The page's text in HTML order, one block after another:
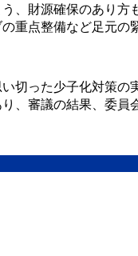
財源確保のあり方
重点整備など足元の
切った少子化対策の
、審議の結果、委員